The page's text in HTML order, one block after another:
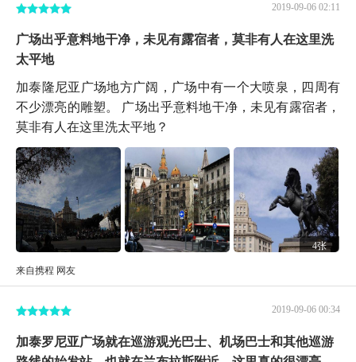
2019-09-06 02:11
广场出乎意料地干净，未见有露宿者，莫非有人在这里洗
太平地
加泰隆尼亚广场地方广阔，广场中有一个大喷泉，四周有
不少漂亮的雕塑。 广场出乎意料地干净，未见有露宿者，
莫非有人在这里洗太平地？
4张
来自携程 网友
2019-09-06 00:34
加泰罗尼亚广场就在巡游观光巴士、机场巴士和其他巡游